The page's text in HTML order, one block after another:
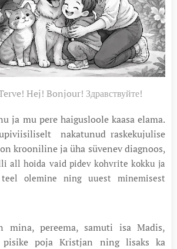
Hej! Bonjour! Здравствуйте!
ja mu pere haigusloole kaasa elama.
nakatunud raskekujulise
krooniline ja üha süvenev diagnoos,
all hoida vaid pidev kohvrite kokku ja
olemine ning uuest minemisest
mina, pereema, samuti isa Madis,
poja Kristjan ning lisaks ka